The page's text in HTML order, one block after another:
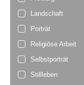
Landschaft
Porträt
Religiöse Arbeit
Selbstporträt
Stillleben